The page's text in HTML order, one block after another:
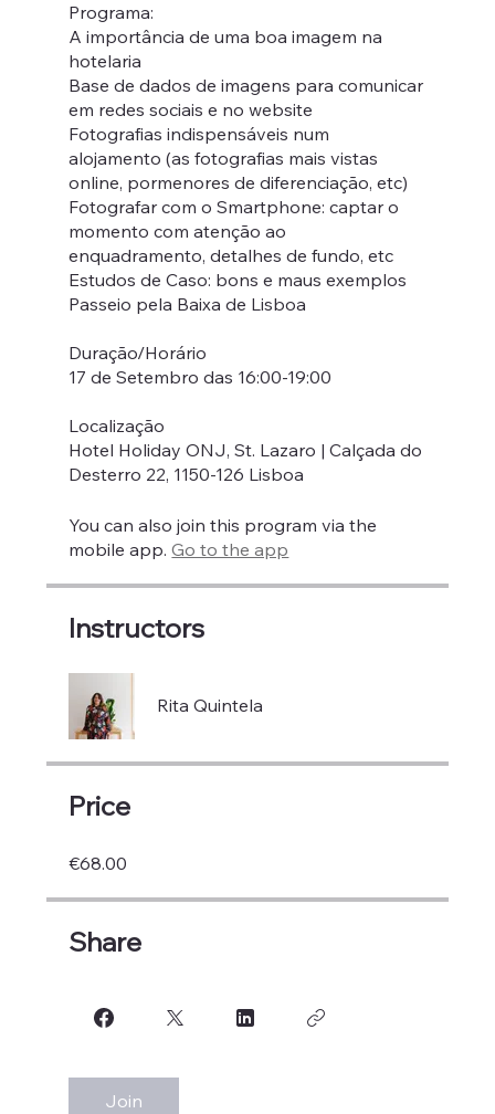
Programa:
A importância de uma boa imagem na
hotelaria
Base de dados de imagens para comunicar
em redes sociais e no website
Fotografias indispensáveis num
alojamento (as fotografias mais vistas
online, pormenores de diferenciação, etc)
Fotografar com o Smartphone: captar o
momento com atenção ao
enquadramento, detalhes de fundo, etc
Estudos de Caso: bons e maus exemplos
Passeio pela Baixa de Lisboa
Duração/Horário
17 de Setembro das 16:00-19:00
Localização
Hotel Holiday ONJ, St. Lazaro | Calçada do
Desterro 22, 1150-126 Lisboa
You can also join this program via the
mobile app. Go to the app
Instructors
Rita Quintela
Price
€68.00
Share
Join